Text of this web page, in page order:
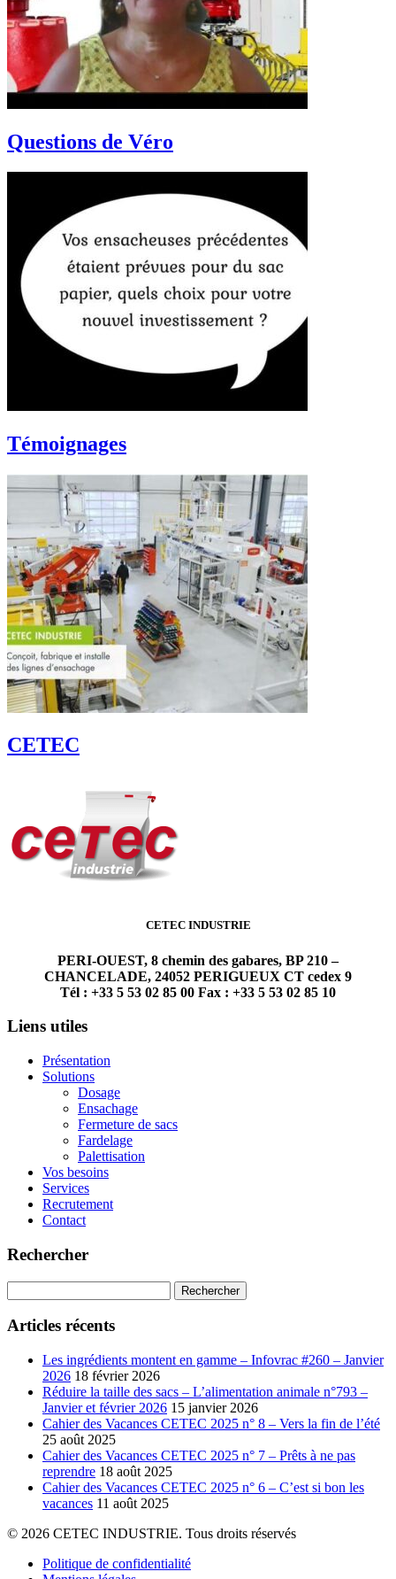
Questions de Véro
Témoignages
CETEC
CETEC INDUSTRIE
PERI-OUEST, 8 chemin des gabares, BP 210 –
CHANCELADE, 24052 PERIGUEUX CT cedex 9
Tél : +33 5 53 02 85 00 Fax : +33 5 53 02 85 10
Liens utiles
Présentation
Solutions
Dosage
Ensachage
Fermeture de sacs
Fardelage
Palettisation
Vos besoins
Services
Recrutement
Contact
Rechercher
Articles récents
Les ingrédients montent en gamme – Infovrac #260 – Janvier
2026 18 février 2026
Réduire la taille des sacs – L’alimentation animale n°793 –
Janvier et février 2026 15 janvier 2026
Cahier des Vacances CETEC 2025 n° 8 – Vers la fin de l’été
25 août 2025
Cahier des Vacances CETEC 2025 n° 7 – Prêts à ne pas
reprendre 18 août 2025
Cahier des Vacances CETEC 2025 n° 6 – C’est si bon les
vacances 11 août 2025
© 2026 CETEC INDUSTRIE. Tous droits réservés
Politique de confidentialité